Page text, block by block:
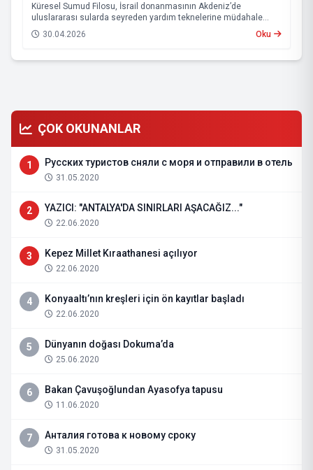
Küresel Sumud Filosu, İsrail donanmasının Akdeniz’de
uluslararası sularda seyreden yardım teknelerine müdahale
ettiğini açıkladı.
30.04.2026 Oku
ÇOK OKUNANLAR
1 Русских туристов сняли с моря и отправили в отель
31.05.2020
2 YAZICI: "ANTALYA'DA SINIRLARI AŞACAĞIZ..."
22.06.2020
3 Kepez Millet Kıraathanesi açılıyor
22.06.2020
4 Konyaaltı’nın kreşleri için ön kayıtlar başladı
22.06.2020
5 Dünyanın doğası Dokuma’da
25.06.2020
6 Bakan Çavuşoğlundan Ayasofya tapusu
11.06.2020
7 Анталия готова к новому сроку
31.05.2020